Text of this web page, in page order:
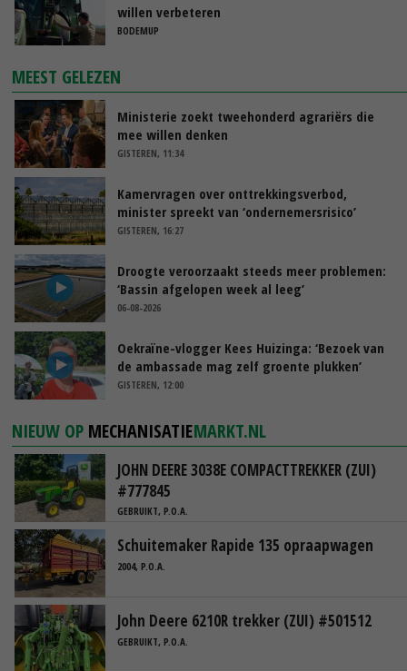
willen verbeteren
BODEMUP
MEEST GELEZEN
Ministerie zoekt tweehonderd agrariërs die
mee willen denken
GISTEREN, 11:34
Kamervragen over onttrekkingsverbod,
minister spreekt van ‘ondernemersrisico’
GISTEREN, 16:27
Droogte veroorzaakt steeds meer problemen:
‘Bassin afgelopen week al leeg’
06-08-2026
Oekraïne-vlogger Kees Huizinga: ‘Bezoek van
de ambassade mag zelf groente plukken’
GISTEREN, 12:00
NIEUW OP MECHANISATIEMARKT.NL
JOHN DEERE 3038E COMPACTTREKKER (ZUI)
#777845
GEBRUIKT, P.O.A.
Schuitemaker Rapide 135 opraapwagen
2004, P.O.A.
John Deere 6210R trekker (ZUI) #501512
GEBRUIKT, P.O.A.